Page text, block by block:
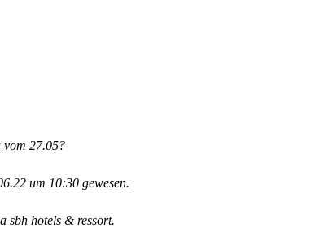
vom 27.05?
um 10:30 gewesen.
sbh hotels & ressort.